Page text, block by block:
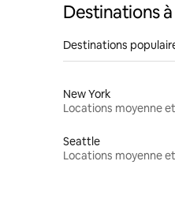
Destinations
Destinations
New York
Seattle